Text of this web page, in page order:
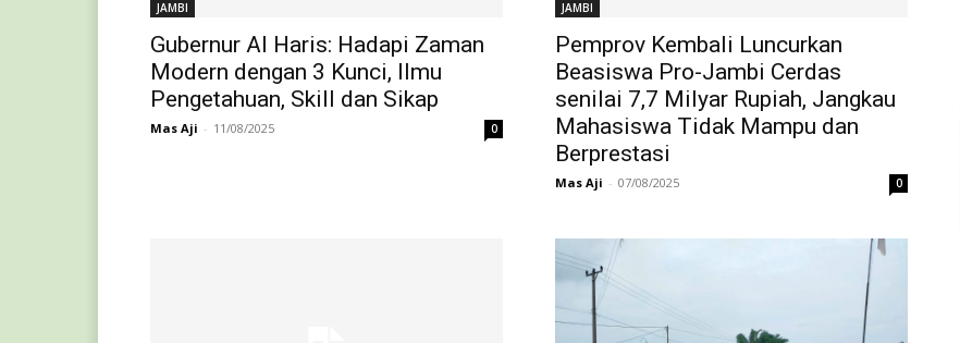
JAMBI
Gubernur Al Haris: Hadapi Zaman
Modern dengan 3 Kunci, Ilmu
Pengetahuan, Skill dan Sikap
Mas Aji - 11/08/2025 0
JAMBI
Pemprov Kembali Luncurkan
Beasiswa Pro-Jambi Cerdas
senilai 7,7 Milyar Rupiah, Jangkau
Mahasiswa Tidak Mampu dan
Berprestasi
Mas Aji - 07/08/2025 0